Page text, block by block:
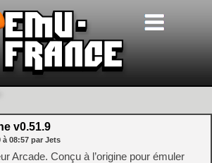
v0.51.9
à 08:57 par Jets
Arcade. Conçu à l’origine pour émuler